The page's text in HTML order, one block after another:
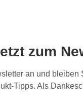
zum
an und
Tipps. Als